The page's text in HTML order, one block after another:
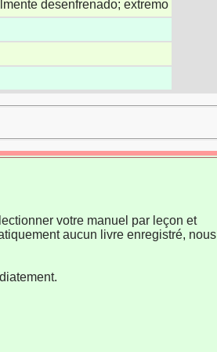
desenfrenado; extremo
votre manuel par leçon et
aucun livre enregistré, nous